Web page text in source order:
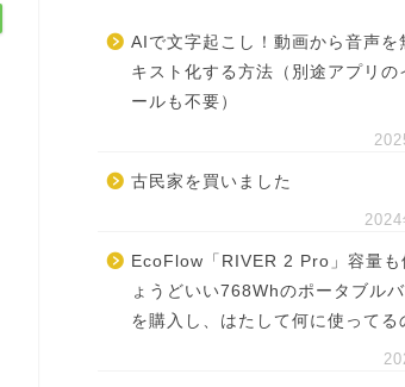
AIで文字起こし！動画から音声を
キスト化する方法（別途アプリの
ールも不要）
古民家を買いました
EcoFlow「RIVER 2 Pro」容量も
ょうどいい768Whのポータブル
を購入し、はたして何に使ってる